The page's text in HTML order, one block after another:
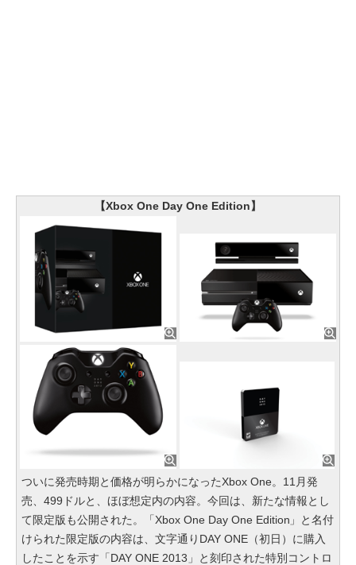
【Xbox One Day One Edition】
ついに発売時期と価格が明らかになったXbox One。11月発
売、499ドルと、ほぼ想定内の内容。今回は、新たな情報とし
て限定版も公開された。「Xbox One Day One Edition」と名付
けられた限定版の内容は、文字通りDAY ONE（初日）に購入
したことを示す「DAY ONE 2013」と刻印された特別コントロ